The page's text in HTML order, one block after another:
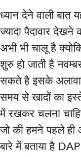
ध्यान देने वाली
ज्यादा पैदावार देखने
अभी भी चालू है
शुरु हो जाती है
सकते है इसके
समय से खादों का
में रखकर चलना
जो की हमने पहले ही
बारे में बताया है